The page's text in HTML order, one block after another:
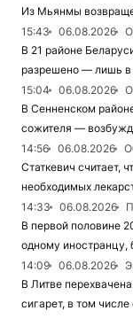
Из Мьянмы
15:43
06.08.2026
В 21 районе
разрешено — лишь в
15:04
06.08.2026
В Сенненском
сожителя —
14:56
06.08.2026
Статкевич считает,
необходимых
14:33
06.08.2026
В первой половине
одному иностранцу,
14:09
06.08.2026
В Литве
сигарет, в том